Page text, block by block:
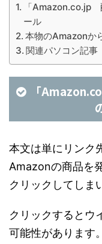
「Amazon.co.jp
ール
本物のAmazonか
関連パソコン記事
「
本文は単にリンク
Amazonの商品を
クリックしてしま
クリックするとウ
可能性があります